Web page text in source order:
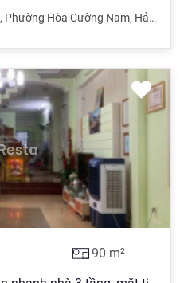
, Phường Hòa Cường Nam, Hải Châu
90 m²